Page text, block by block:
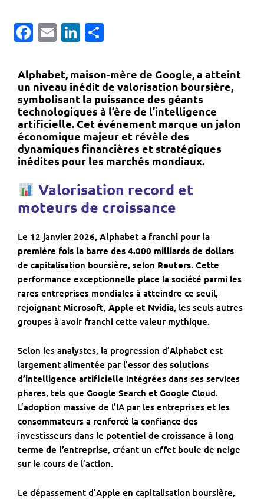
Facebook
EmailLinkedIn
Alphabet, maison-mère de Google, a atteint
un niveau inédit de valorisation boursière,
symbolisant la puissance des géants
technologiques à l’ère de l’intelligence
artificielle. Cet événement marque un jalon
économique majeur et révèle des
dynamiques financières et stratégiques
inédites pour les marchés mondiaux.
Valorisation record et
moteurs de croissance
Le 12 janvier 2026, Alphabet a franchi pour la
première fois la barre des 4.000 milliards de dollars
de capitalisation boursière, selon Reuters. Cette
performance exceptionnelle place la société parmi les
rares entreprises mondiales à atteindre ce seuil,
rejoignant Microsoft, Apple et Nvidia, les seuls autres
groupes à avoir franchi cette valeur mythique.
Selon les analystes, la progression d’Alphabet est
largement alimentée par l’essor des solutions
d’intelligence artificielle intégrées dans ses services
phares, tels que Google Search et Google Cloud.
L’adoption massive de l’IA par les entreprises et les
consommateurs a renforcé la confiance des
investisseurs dans le potentiel de croissance à long
terme de l’entreprise, créant un effet boule de neige
sur le cours de l’action.
Le dépassement d’Apple en capitalisation boursière,